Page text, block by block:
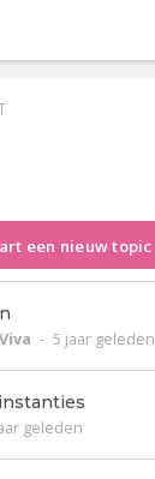
een nieuw topic
- 5 jaar geleden
geleden